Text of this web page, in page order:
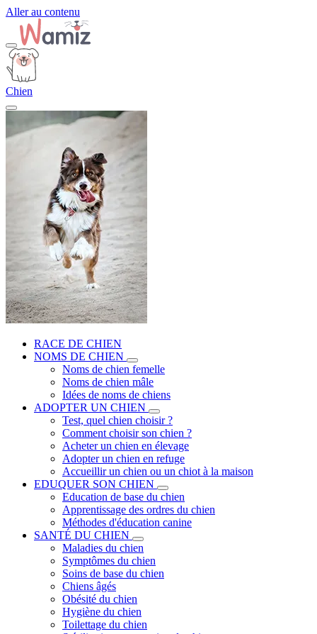
Aller au contenu
Chien
RACE DE CHIEN
NOMS DE CHIEN
Noms de chien femelle
Noms de chien mâle
Idées de noms de chiens
ADOPTER UN CHIEN
Test, quel chien choisir ?
Comment choisir son chien ?
Acheter un chien en élevage
Adopter un chien en refuge
Accueillir un chien ou un chiot à la maison
EDUQUER SON CHIEN
Education de base du chien
Apprentissage des ordres du chien
Méthodes d'éducation canine
SANTÉ DU CHIEN
Maladies du chien
Symptômes du chien
Soins de base du chien
Chiens âgés
Obésité du chien
Hygiène du chien
Toilettage du chien